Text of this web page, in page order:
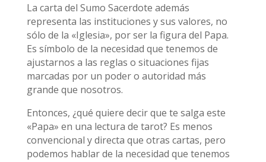
La carta del Sumo Sacerdote además
representa las instituciones y sus valores, no
sólo de la «Iglesia», por ser la figura del Papa.
Es símbolo de la necesidad que tenemos de
ajustarnos a las reglas o situaciones fijas
marcadas por un poder o autoridad más
grande que nosotros.
Entonces, ¿qué quiere decir que te salga este
«Papa» en una lectura de tarot? Es menos
convencional y directa que otras cartas, pero
podemos hablar de la necesidad que tenemos